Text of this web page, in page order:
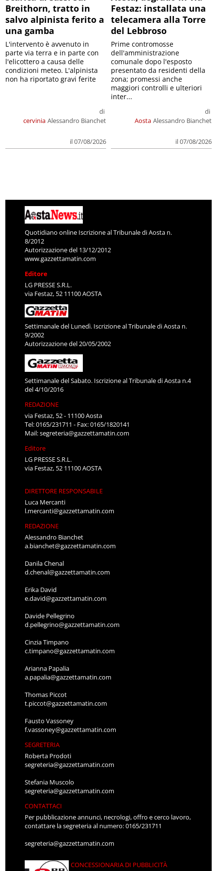
Breithorn, tratto in
salvo alpinista ferito a
una gamba
cervinia
di
Alessandro Bianchet
il 07/08/2026
L'intervento è avvenuto in
parte via terra e in parte con
l'elicottero a causa delle
condizioni meteo. L'alpinista
non ha riportato gravi ferite
Festaz: installata una
telecamera alla Torre
del Lebbroso
Aosta
di
Alessandro Bianchet
il 07/08/2026
Prime contromosse
dell'amministrazione
comunale dopo l'esposto
presentato da residenti della
zona; promessi anche
maggiori controlli e ulteriori
inter...
Quotidiano online Iscrizione al Tribunale di Aosta n.
8/2012
Autorizzazione del 13/12/2012
www.gazzettamatin.com
Editore
LG PRESSE S.R.L.
via Festaz, 52 11100 AOSTA
Settimanale del Lunedì. Iscrizione al Tribunale di Aosta n.
9/2002
Autorizzazione del 20/05/2002
Settimanale del Sabato. Iscrizione al Tribunale di Aosta n.4
del 4/10/2016
REDAZIONE
via Festaz, 52 - 11100 Aosta
Tel: 0165/231711 - Fax: 0165/1820141
Mail:segreteria@gazzettamatin.com
Editore
LG PRESSE S.R.L.
via Festaz, 52 11100 AOSTA
DIRETTORE RESPONSABILE
Luca Mercanti
l.mercanti@gazzettamatin.com
REDAZIONE
Alessandro Bianchet
a.bianchet@gazzettamatin.com
Danila Chenal
d.chenal@gazzettamatin.com
Erika David
e.david@gazzettamatin.com
Davide Pellegrino
d.pellegrino@gazzettamatin.com
Cinzia Timpano
c.timpano@gazzettamatin.com
Arianna Papalia
a.papalia@gazzettamatin.com
Thomas Piccot
t.piccot@gazzettamatin.com
Fausto Vassoney
f.vassoney@gazzettamatin.com
SEGRETERIA
Roberta Prodoti
segreteria@gazzettamatin.com
Stefania Muscolo
segreteria@gazzettamatin.com
CONTATTACI
Per pubblicazione annunci, necrologi, offro e cerco lavoro,
contattare la segreteria al numero: 0165/231711
segreteria@gazzettamatin.com
CONCESSIONARIA DI PUBBLICITÀ